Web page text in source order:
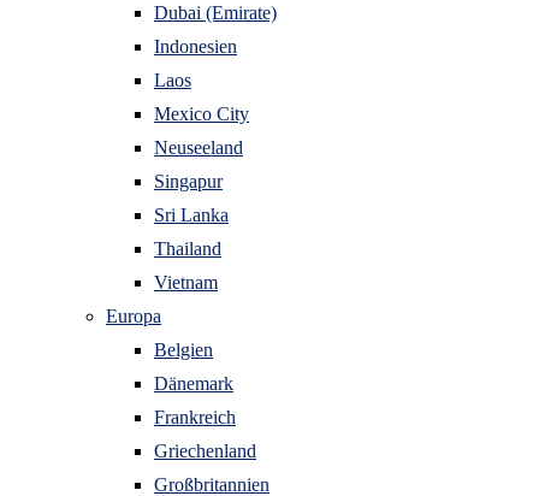
Dubai (Emirate)
Indonesien
Laos
Mexico City
Neuseeland
Singapur
Sri Lanka
Thailand
Vietnam
Europa
Belgien
Dänemark
Frankreich
Griechenland
Großbritannien